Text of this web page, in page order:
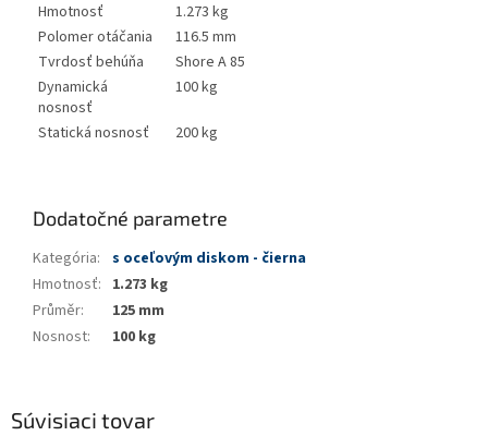
Súvisiaci tovar
Hmotnosť
1.273 kg
Polomer otáčania
116.5 mm
Tvrdosť behúňa
Shore A 85
Dynamická
nosnosť
100 kg
Statická nosnosť 200 kg
Dodatočné parametre
Kategória: s oceľovým diskom - čierna
Hmotnosť: 1.273 kg
Průměr:
125 mm
Nosnost: 100 kg